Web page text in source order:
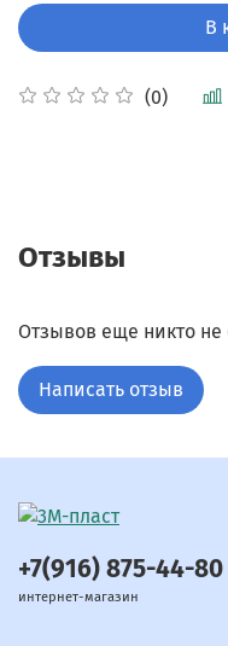
(0)
В
Отзывы
Отзывов еще никто не
Написать отзыв
+7(916) 875-44-80
интернет-магазин